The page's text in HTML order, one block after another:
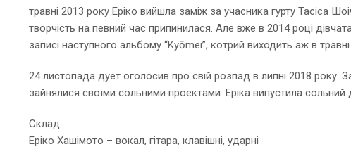
травні 2013 року Еріко вийшла заміж за учасника гурту Tacica
творчість на певний час припинилася. Але вже в 2014 році
записі наступного альбому “Kyōmei”, котрий виходить аж в
24 листопада дует оголосив про свій розпад в липні 2018 року.
зайнялися своїми сольними проектами. Еріка випустила
Склад:
Еріко Хашімото – вокал, гітара, клавішні, ударні